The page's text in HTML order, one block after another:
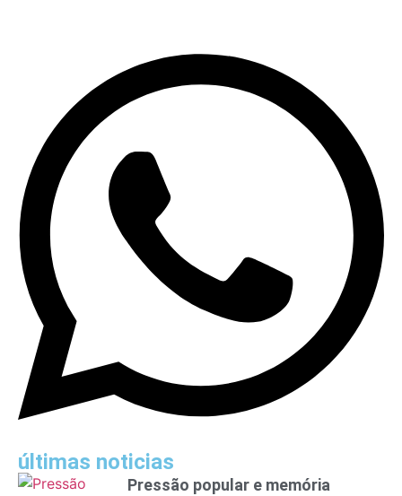
últimas noticias
Pressão popular e memória